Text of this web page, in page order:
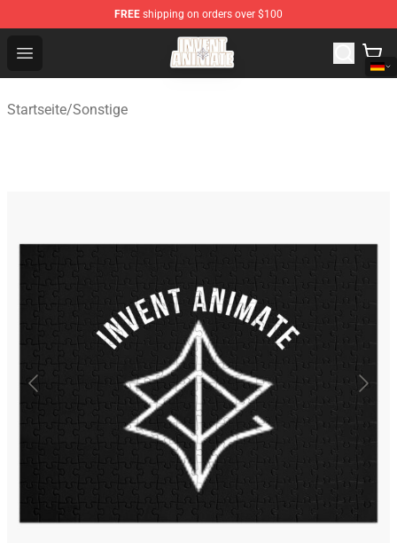
FREE shipping on orders over $100
Open menu
Invent Animate Shop - Official Invent Animate
Startseite/Sonstige